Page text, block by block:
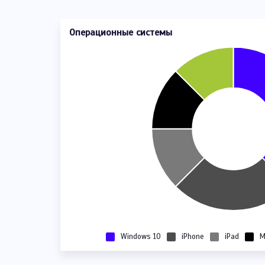
Операционные системы
Windows 10 iPhone iPad